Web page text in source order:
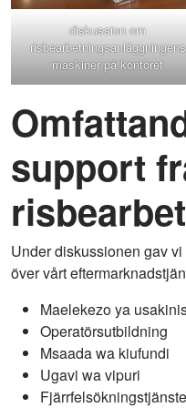
diskussion om
risbearbetningsanläggningens
maskiner på kontoret
support
Under diskussionen gav
över vårt
Maelekezo ya
Operatörsutbildning
Msaada wa kiufundi
Ugavi wa vipuri